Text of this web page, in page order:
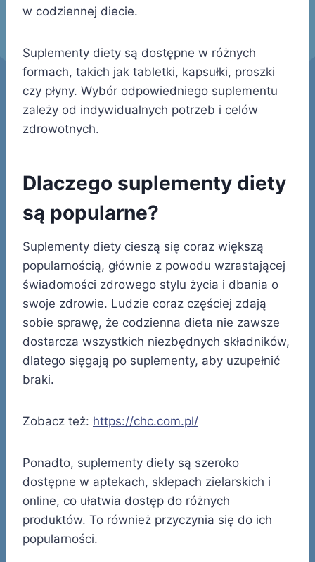
w codziennej diecie.
Suplementy diety są dostępne w różnych
formach, takich jak tabletki, kapsułki, proszki
czy płyny. Wybór odpowiedniego suplementu
zależy od indywidualnych potrzeb i celów
zdrowotnych.
Dlaczego suplementy diety
są popularne?
Suplementy diety cieszą się coraz większą
popularnością, głównie z powodu wzrastającej
świadomości zdrowego stylu życia i dbania o
swoje zdrowie. Ludzie coraz częściej zdają
sobie sprawę, że codzienna dieta nie zawsze
dostarcza wszystkich niezbędnych składników,
dlatego sięgają po suplementy, aby uzupełnić
braki.
Zobacz też: https://chc.com.pl/
Ponadto, suplementy diety są szeroko
dostępne w aptekach, sklepach zielarskich i
online, co ułatwia dostęp do różnych
produktów. To również przyczynia się do ich
popularności.